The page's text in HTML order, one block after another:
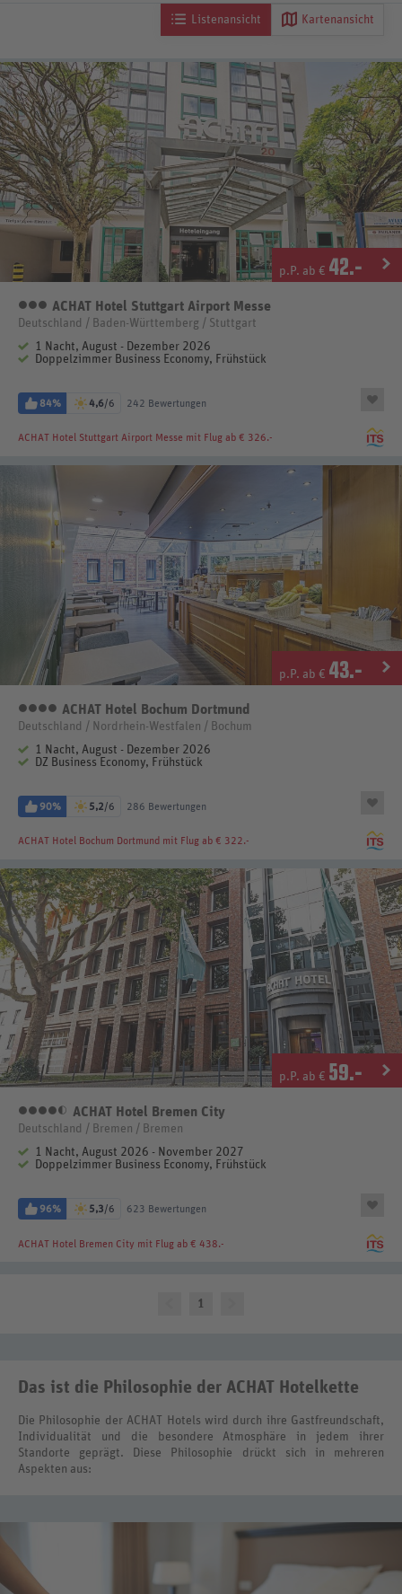
Listenansicht Kartenansicht
p.P. ab € 42.-
3 Sterne
ACHAT Hotel Stuttgart Airport Messe
Deutschland / Baden-Württemberg / Stuttgart
1 Nacht, August - Dezember 2026
Doppelzimmer Business Economy, Frühstück
84% 4,6/6 242 Bewertungen
ACHAT Hotel Stuttgart Airport Messe mit Flug ab € 326.-
p.P. ab € 43.-
4 Sterne
ACHAT Hotel Bochum Dortmund
Deutschland / Nordrhein-Westfalen / Bochum
1 Nacht, August - Dezember 2026
DZ Business Economy, Frühstück
90% 5,2/6 286 Bewertungen
ACHAT Hotel Bochum Dortmund mit Flug ab € 322.-
p.P. ab € 59.-
4,5 Sterne
ACHAT Hotel Bremen City
Deutschland / Bremen / Bremen
1 Nacht, August 2026 - November 2027
Doppelzimmer Business Economy, Frühstück
96% 5,3/6 623 Bewertungen
ACHAT Hotel Bremen City mit Flug ab € 438.-
1
Das ist die Philosophie der ACHAT Hotelkette
Die Philosophie der ACHAT Hotels wird durch ihre Gastfreundschaft,
Individualität und die besondere Atmosphäre in jedem ihrer
Standorte geprägt. Diese Philosophie drückt sich in mehreren
Aspekten aus: